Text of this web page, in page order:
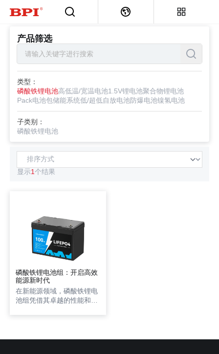
首页> 产品筛选
产品筛选
类型：
磷酸铁锂电池高低温/宽温电池1.5V锂电池聚合物锂电池
Pack电池包储能系统低/超低自放电池防爆电池镍氢电池
子类别：
磷酸铁锂电池
显示1个结果
磷酸铁锂电池组：开启高效
能源新时代
在新能源领域，磷酸铁锂电
池组凭借其卓越的性能和广